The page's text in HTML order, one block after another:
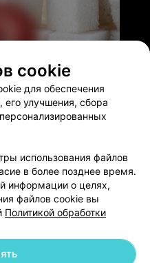
специалиста
cookie
для обеспечения
его улучшения, сбора
использования файлов
в более позднее время.
информации о целях,
файлов cookie вы
Политикой обработки